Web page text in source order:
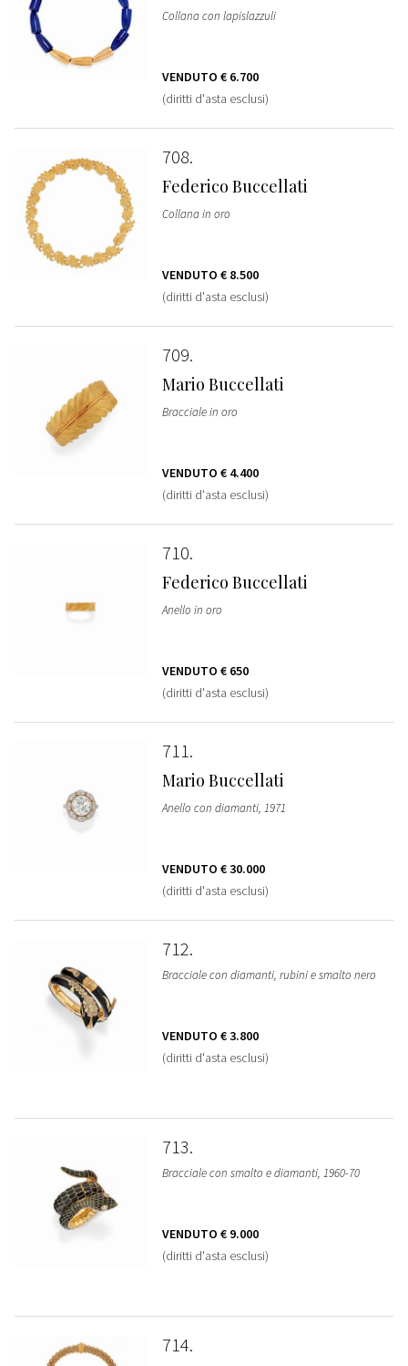
Collana con lapislazzuli
VENDUTO € 6.700
(diritti d'asta esclusi)
708
Federico Buccellati
Collana in oro
VENDUTO € 8.500
(diritti d'asta esclusi)
709
Mario Buccellati
Bracciale in oro
VENDUTO € 4.400
(diritti d'asta esclusi)
710
Federico Buccellati
Anello in oro
VENDUTO € 650
(diritti d'asta esclusi)
711
Mario Buccellati
Anello con diamanti, 1971
VENDUTO € 30.000
(diritti d'asta esclusi)
712
Bracciale con diamanti, rubini e smalto nero
VENDUTO € 3.800
(diritti d'asta esclusi)
713
Bracciale con smalto e diamanti, 1960-70
VENDUTO € 9.000
(diritti d'asta esclusi)
714